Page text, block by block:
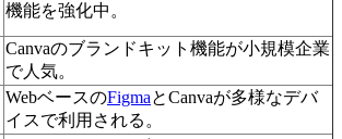
機能を強化中。
Canvaのブランドキット機能が小規模企業
で人気。
WebベースのFigmaとCanvaが多様なデバ
イスで利用される。